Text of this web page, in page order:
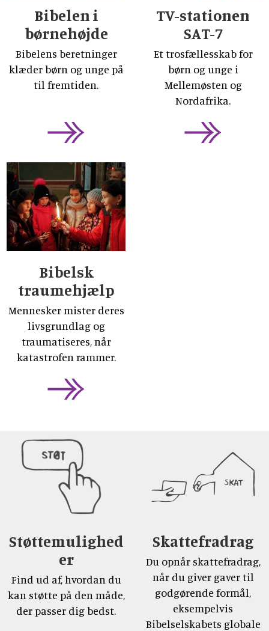
Bibelen i
børnehøjde
Bibelens beretninger
klæder børn og unge på
til fremtiden.
TV-stationen
SAT-7
Et trosfællesskab for
børn og unge i
Mellemøsten og
Nordafrika.
Bibelsk
traumehjælp
Mennesker mister deres
livsgrundlag og
traumatiseres, når
katastrofen rammer.
Støttemulighed
er
Find ud af, hvordan du
kan støtte på den måde,
der passer dig bedst.
Skattefradrag
Du opnår skattefradrag,
når du giver gaver til
godgørende formål,
eksempelvis
Bibelselskabets globale